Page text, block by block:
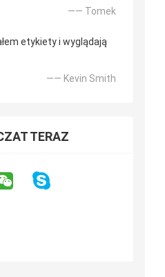
—— Tomek
etykiety i wyglądają
—— Kevin Smith
TERAZ